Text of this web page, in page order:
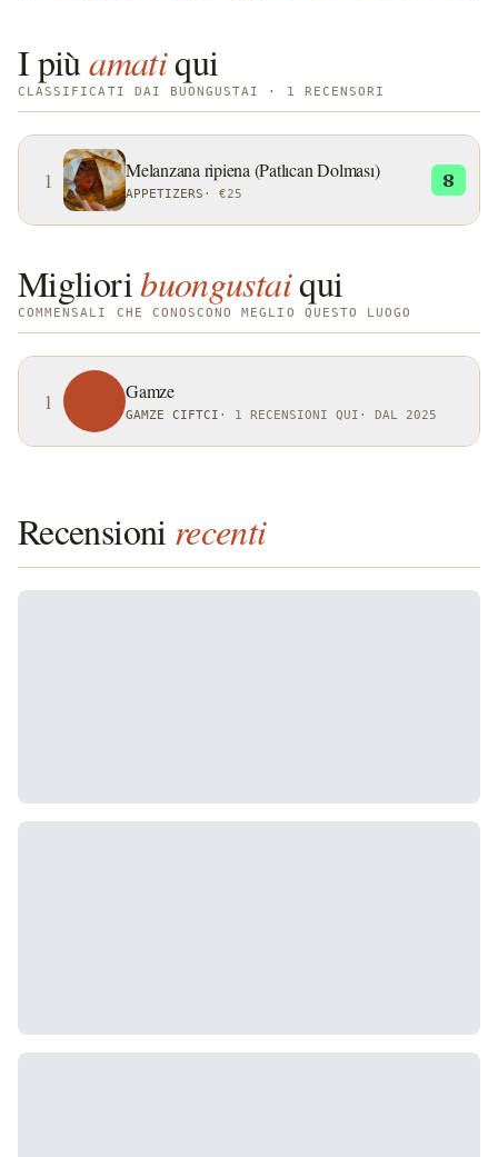
I piùamatiqui
CLASSIFICATI DAI BUONGUSTAI · 1 RECENSORI
1 Melanzana ripiena (Patlıcan Dolması)
APPETIZERS · €25
8
Miglioribuongustaiqui
COMMENSALI CHE CONOSCONO MEGLIO QUESTO LUOGO
1 Gamze
GAMZE CIFTCI · 1 RECENSIONI QUI · DAL 2025
Recensioni recenti